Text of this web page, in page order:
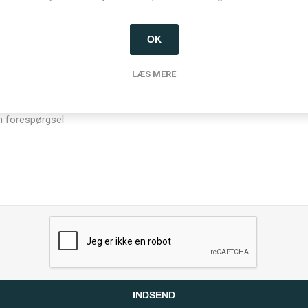
INDSEND
OK
LÆS MERE